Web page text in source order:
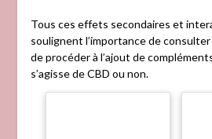
Tous ces effets secondaires et
soulignent l’importance de
de procéder à l’ajout de
s’agisse de CBD ou non.